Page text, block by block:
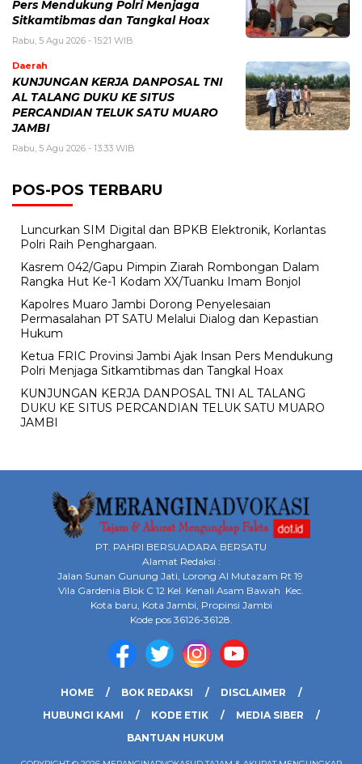
Pers Mendukung Polri Menjaga
Sitkamtibmas dan Tangkal Hoax
Rabu, 5 Agu 2026 - 15:21 WIB
Daerah
KUNJUNGAN KERJA DANPOSAL TNI
AL TALANG DUKU KE SITUS
PERCANDIAN TELUK SATU MUARO
JAMBI
Rabu, 5 Agu 2026 - 13:33 WIB
POS-POS TERBARU
Luncurkan SIM Digital dan BPKB Elektronik, Korlantas
Polri Raih Penghargaan.
Kasrem 042/Gapu Pimpin Ziarah Rombongan Dalam
Rangka Hut Ke-1 Kodam XX/Tuanku Imam Bonjol
Kapolres Muaro Jambi Dorong Penyelesaian
Permasalahan PT SATU Melalui Dialog dan Kepastian
Hukum
Ketua FRIC Provinsi Jambi Ajak Insan Pers Mendukung
Polri Menjaga Sitkamtibmas dan Tangkal Hoax
KUNJUNGAN KERJA DANPOSAL TNI AL TALANG
DUKU KE SITUS PERCANDIAN TELUK SATU MUARO
JAMBI
PT. PAHRI BERSUADARA BERSATU
Alamat Redaksi :
Jalan Sunan Gunung Jati, Lorong Al Mutazam Rt 19
Vila Gardenia Blok C 12 Kel. Kenali Asam Bawah Kec.
Kota baru, Kota Jambi, Propinsi Jambi
Kode pos 36126-36128.
HOME BOK REDAKSI
DISCLAIMER
HUBUNGI KAMI
KODE ETIK
MEDIA SIBER
BANTUAN HUKUM